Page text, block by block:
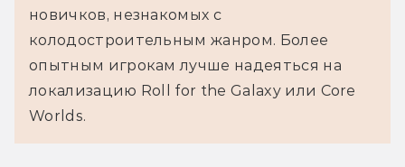
новичков, незнакомых с
колодостроительным жанром. Более
опытным игрокам лучше надеяться на
локализацию Roll for the Galaxy или Core
Worlds.